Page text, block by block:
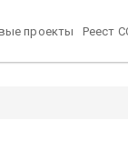
проекты Реест